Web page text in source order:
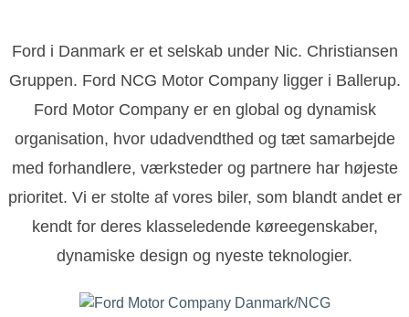
Ford i Danmark er et selskab under Nic. Christiansen
Gruppen. Ford NCG Motor Company ligger i Ballerup.
Ford Motor Company er en global og dynamisk
organisation, hvor udadvendthed og tæt samarbejde
med forhandlere, værksteder og partnere har højeste
prioritet. Vi er stolte af vores biler, som blandt andet er
kendt for deres klasseledende køreegenskaber,
dynamiske design og nyeste teknologier.